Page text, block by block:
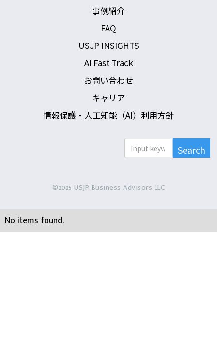
事例紹介
FAQ
USJP INSIGHTS
AI Fast Track
お問い合わせ
キャリア
情報保護・人工知能（AI）利用方針
©2025 USJP Business Advisors LLC
No items found.